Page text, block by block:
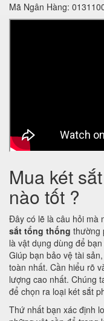
Mã Ngân Hàng:
Mua két
nào tốt ?
Đây có lẽ là câu hỏi mà
sắt tổng thống thường
là vật dụng dùng để
Giúp bạn bảo vệ tài
toàn nhất. Cần hiểu rõ
lượng cao nhất. Chúng
để chọn ra loại két sắt
Thứ nhất bạn xác định